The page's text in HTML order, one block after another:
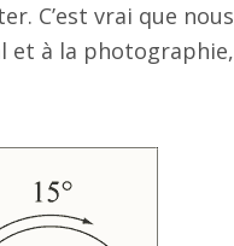
C’est vrai que nous
et à la photographie,